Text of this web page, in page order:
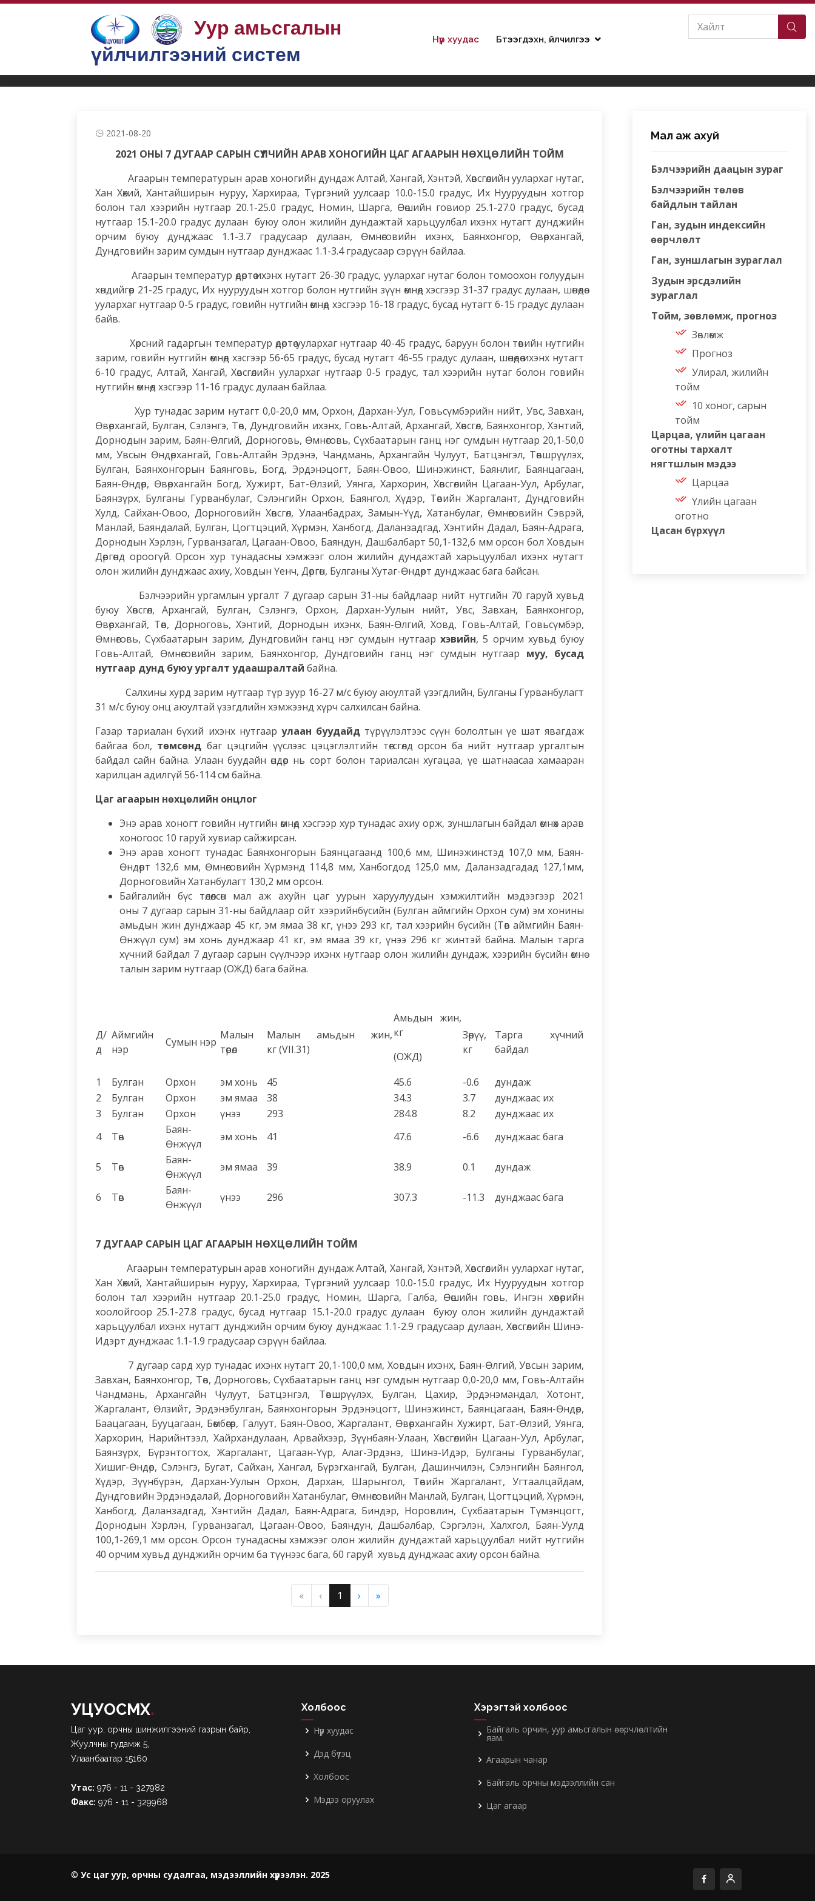
Уур амьсгалын
үйлчилгээний систем
Нүүр хуудас Бүтээгдэхүүн, үйлчилгээ
Мал аж ахуй Тойм, зөвлөмж, прогноз 10 хоног, сарын тойм
2021-08-20
2021 ОНЫ 7 ДУГААР САРЫН СҮҮЛЧИЙН АРАВ ХОНОГИЙН ЦАГ АГААРЫН НӨХЦӨЛИЙН ТОЙМ
Агаарын температурын арав хоногийн дундаж Алтай, Хангай, Хэнтэй, Хөвсгөлийн уулархаг нутаг,
Хан Хөхий, Хантайширын нуруу, Хархираа, Түргэний уулсаар 10.0-15.0 градус, Их Нууруудын хотгор
болон тал хээрийн нутгаар 20.1-25.0 градус, Номин, Шарга, Өөшийн говиор 25.1-27.0 градус, бусад
нутгаар 15.1-20.0 градус дулаан буюу олон жилийн дундажтай харьцуулбал ихэнх нутагт дунджийн
орчим буюу дунджаас 1.1-3.7 градусаар дулаан, Өмнөговийн ихэнх, Баянхонгор, Өвөрхангай,
Дундговийн зарим сумдын нутгаар дунджаас 1.1-3.4 градусаар сэрүүн байлаа.
Агаарын температур өдөртөө ихэнх нутагт 26-30 градус, уулархаг нутаг болон томоохон голуудын
хөндийгөөр 21-25 градус, Их нууруудын хотгор болон нутгийн зүүн өмнөд хэсгээр 31-37 градус дулаан, шөнөдөө
уулархаг нутгаар 0-5 градус, говийн нутгийн өмнөд хэсгээр 16-18 градус, бусад нутагт 6-15 градус дулаан
байв.
Хөрсний гадаргын температур өдөртөө уулархаг нутгаар 40-45 градус, баруун болон төвийн нутгийн
зарим, говийн нутгийн өмнөд хэсгээр 56-65 градус, бусад нутагт 46-55 градус дулаан, шөнөдөө ихэнх нутагт
6-10 градус, Алтай, Хангай, Хөвсгөлийн уулархаг нутгаар 0-5 градус, тал хээрийн нутаг болон говийн
нутгийн өмнөд хэсгээр 11-16 градус дулаан байлаа.
Хур тунадас зарим нутагт 0,0-20,0 мм, Орхон, Дархан-Уул, Говьсүмбэрийн нийт, Увс, Завхан,
Өвөрхангай, Булган, Сэлэнгэ, Төв, Дундговийн ихэнх, Говь-Алтай, Архангай, Хөвсгөл, Баянхонгор, Хэнтий,
Дорнодын зарим, Баян-Өлгий, Дорноговь, Өмнөговь, Сүхбаатарын ганц нэг сумдын нутгаар 20,1-50,0
мм, Увсын Өндөрхангай, Говь-Алтайн Эрдэнэ, Чандмань, Архангайн Чулуут, Батцэнгэл, Төвшрүүлэх,
Булган, Баянхонгорын Баянговь, Богд, Эрдэнэцогт, Баян-Овоо, Шинэжинст, Баянлиг, Баянцагаан,
Баян-Өндөр, Өвөрхангайн Богд, Хужирт, Бат-Өлзий, Уянга, Хархорин, Хөвсгөлийн Цагаан-Уул, Арбулаг,
Баянзүрх, Булганы Гурванбулаг, Сэлэнгийн Орхон, Баянгол, Хүдэр, Төвийн Жаргалант, Дундговийн
Хулд, Сайхан-Овоо, Дорноговийн Хөвсгөл, Улаанбадрах, Замын-Үүд, Хатанбулаг, Өмнөговийн Сэврэй,
Манлай, Баяндалай, Булган, Цогтцэций, Хүрмэн, Ханбогд, Даланзадгад, Хэнтийн Дадал, Баян-Адрага,
Дорнодын Хэрлэн, Гурванзагал, Цагаан-Овоо, Баяндун, Дашбалбарт 50,1-132,6 мм орсон бол Ховдын
Дөргөнд ороогүй. Орсон хур тунадасны хэмжээг олон жилийн дундажтай харьцуулбал ихэнх нутагт
олон жилийн дунджаас ахиу, Ховдын Үенч, Дөргөн, Булганы Хутаг-Өндөрт дунджаас бага байсан.
Бэлчээрийн ургамлын ургалт 7 дугаар сарын 31-ны байдлаар нийт нутгийн 70 гаруй хувьд
буюу Хөвсгөл, Архангай, Булган, Сэлэнгэ, Орхон, Дархан-Уулын нийт, Увс, Завхан, Баянхонгор,
Өвөрхангай, Төв, Дорноговь, Хэнтий, Дорнодын ихэнх, Баян-Өлгий, Ховд, Говь-Алтай, Говьсүмбэр,
Өмнөговь, Сүхбаатарын зарим, Дундговийн ганц нэг сумдын нутгаар хэвийн, 5 орчим хувьд буюу
Говь-Алтай, Өмнөговийн зарим, Баянхонгор, Дундговийн ганц нэг сумдын нутгаар муу, бусад
нутгаар дунд буюу ургалт удаашралтай байна.
Салхины хурд зарим нутгаар түр зуур 16-27 м/с буюу аюултай үзэгдлийн, Булганы Гурванбулагт
31 м/с буюу онц аюултай үзэгдлийн хэмжээнд хүрч салхилсан байна.
Газар тариалан бүхий ихэнх нутгаар улаан буудайд түрүүлэлтээс сүүн бололтын үе шат явагдаж
байгаа бол, төмсөнд баг цэцгийн үүслээс цэцэглэлтийн төгсгөлд орсон ба нийт нутгаар ургалтын
байдал сайн байна. Улаан буудайн өндөр нь сорт болон тариалсан хугацаа, үе шатнаасаа хамааран
харилцан адилгүй 56-114 см байна.
Цаг агаарын нөхцөлийн онцлог
Энэ арав хоногт говийн нутгийн өмнөд хэсгээр хур тунадас ахиу орж, зуншлагын байдал өмнөх арав
хоногоос 10 гаруй хувиар сайжирсан.
Энэ арав хоногт тунадас Баянхонгорын Баянцагаанд 100,6 мм, Шинэжинстэд 107,0 мм, Баян-
Өндөрт 132,6 мм, Өмнөговийн Хүрмэнд 114,8 мм, Ханбогдод 125,0 мм, Даланзадгадад 127,1мм,
Дорноговийн Хатанбулагт 130,2 мм орсон.
Байгалийн бүс төлөөлсөн мал аж ахуйн цаг уурын харуулуудын хэмжилтийн мэдээгээр 2021
оны 7 дугаар сарын 31-ны байдлаар ойт хээрийнбүсийн (Булган аймгийн Орхон сум) эм хонины
амьдын жин дунджаар 45 кг, эм ямаа 38 кг, үнээ 293 кг, тал хээрийн бүсийн (Төв аймгийн Баян-
Өнжүүл сум) эм хонь дунджаар 41 кг, эм ямаа 39 кг, үнээ 296 кг жинтэй байна. Малын тарга
хүчний байдал 7 дугаар сарын сүүлчээр ихэнх нутгаар олон жилийн дундаж, хээрийн бүсийн өмнө
талын зарим нутгаар (ОЖД) бага байна.
Д/
д
Аймгийн
нэр
Сумын нэр
Малын
төрөл
Малын амьдын жин,
кг (VII.31)
Амьдын жин,
кг
(ОЖД)
Зөрүү,
кг
Тарга хүчний
байдал
1 Булган Орхон эм хонь 45 45.6 -0.6
дундаж
2
Булган Орхон эм ямаа 38 34.3 3.7
дунджаас их
3
Булган Орхон үнээ 293 284.8 8.2
дунджаас их
4
Төв
Баян-
Өнжүүл
эм хонь 41 47.6 -6.6 дунджаас бага
5 Төв
Баян-
Өнжүүл
эм ямаа 39 38.9 0.1 дундаж
6 Төв
Баян-
Өнжүүл
үнээ 296 307.3 -11.3 дунджаас бага
7 ДУГААР САРЫН ЦАГ АГААРЫН НӨХЦӨЛИЙН ТОЙМ
Агаарын температурын арав хоногийн дундаж Алтай, Хангай, Хэнтэй, Хөвсгөлийн уулархаг нутаг,
Хан Хөхий, Хантайширын нуруу, Хархираа, Түргэний уулсаар 10.0-15.0 градус, Их Нууруудын хотгор
болон тал хээрийн нутгаар 20.1-25.0 градус, Номин, Шарга, Галба, Өөшийн говь, Ингэн хөөвөрийн
хоолойгоор 25.1-27.8 градус, бусад нутгаар 15.1-20.0 градус дулаан буюу олон жилийн дундажтай
харьцуулбал ихэнх нутагт дунджийн орчим буюу дунджаас 1.1-2.9 градусаар дулаан, Хөвсгөлийн Шинэ-
Идэрт дунджаас 1.1-1.9 градусаар сэрүүн байлаа.
7 дугаар сард хур тунадас ихэнх нутагт 20,1-100,0 мм, Ховдын ихэнх, Баян-Өлгий, Увсын зарим,
Завхан, Баянхонгор, Төв, Дорноговь, Сүхбаатарын ганц нэг сумдын нутгаар 0,0-20,0 мм, Говь-Алтайн
Чандмань, Архангайн Чулуут, Батцэнгэл, Төвшрүүлэх, Булган, Цахир, Эрдэнэмандал, Хотонт,
Жаргалант, Өлзийт, Эрдэнэбулган, Баянхонгорын Эрдэнэцогт, Шинэжинст, Баянцагаан, Баян-Өндөр,
Баацагаан, Бууцагаан, Бөмбөгөр, Галуут, Баян-Овоо, Жаргалант, Өвөрхангайн Хужирт, Бат-Өлзий, Уянга,
Хархорин, Нарийнтээл, Хайрхандулаан, Арвайхээр, Зүүнбаян-Улаан, Хөвсгөлийн Цагаан-Уул, Арбулаг,
Баянзүрх, Бүрэнтогтох, Жаргалант, Цагаан-Үүр, Алаг-Эрдэнэ, Шинэ-Идэр, Булганы Гурванбулаг,
Хишиг-Өндөр, Сэлэнгэ, Бугат, Сайхан, Хангал, Бүрэгхангай, Булган, Дашинчилэн, Сэлэнгийн Баянгол,
Хүдэр, Зүүнбүрэн, Дархан-Уулын Орхон, Дархан, Шарынгол, Төвийн Жаргалант, Угтаалцайдам,
Дундговийн Эрдэнэдалай, Дорноговийн Хатанбулаг, Өмнөговийн Манлай, Булган, Цогтцэций, Хүрмэн,
Ханбогд, Даланзадгад, Хэнтийн Дадал, Баян-Адрага, Биндэр, Норовлин, Сүхбаатарын Түмэнцогт,
Дорнодын Хэрлэн, Гурванзагал, Цагаан-Овоо, Баяндун, Дашбалбар, Сэргэлэн, Халхгол, Баян-Уулд
100,1-269,1 мм орсон. Орсон тунадасны хэмжээг олон жилийн дундажтай харьцуулбал нийт нутгийн
40 орчим хувьд дунджийн орчим ба түүнээс бага, 60 гаруй хувьд дунджаас ахиу орсон байна.
« ‹ 1 › »
Мал аж ахуй
Бэлчээрийн даацын зураг
Бэлчээрийн төлөв
байдлын тайлан
Ган, зудын индексийн
өөрчлөлт
Ган, зуншлагын зураглал
Зудын эрсдэлийн
зураглал
Тойм, зөвлөмж, прогноз
Зөвлөмж
Прогноз
Улирал, жилийн
тойм
10 хоног, сарын
тойм
Царцаа, үлийн цагаан
оготны тархалт
нягтшлын мэдээ
Царцаа
Үлийн цагаан
оготно
Цасан бүрхүүл
УЦУОСМХ.
Цаг уур, орчны шинжилгээний газрын байр,
Жуулчны гудамж 5,
Улаанбаатар 15160
Утас: 976 - 11 - 327982
Факс: 976 - 11 - 329968
Холбоос
Нүүр хуудас
Дэд бүтэц
Холбоос
Мэдээ оруулах
Хэрэгтэй холбоос
Байгаль орчин, уур амьсгалын өөрчлөлтийн
яам.
Агаарын чанар
Байгаль орчны мэдээллийн сан
Цаг агаар
© Ус цаг уур, орчны судалгаа, мэдээллийн хүрээлэн. 2025